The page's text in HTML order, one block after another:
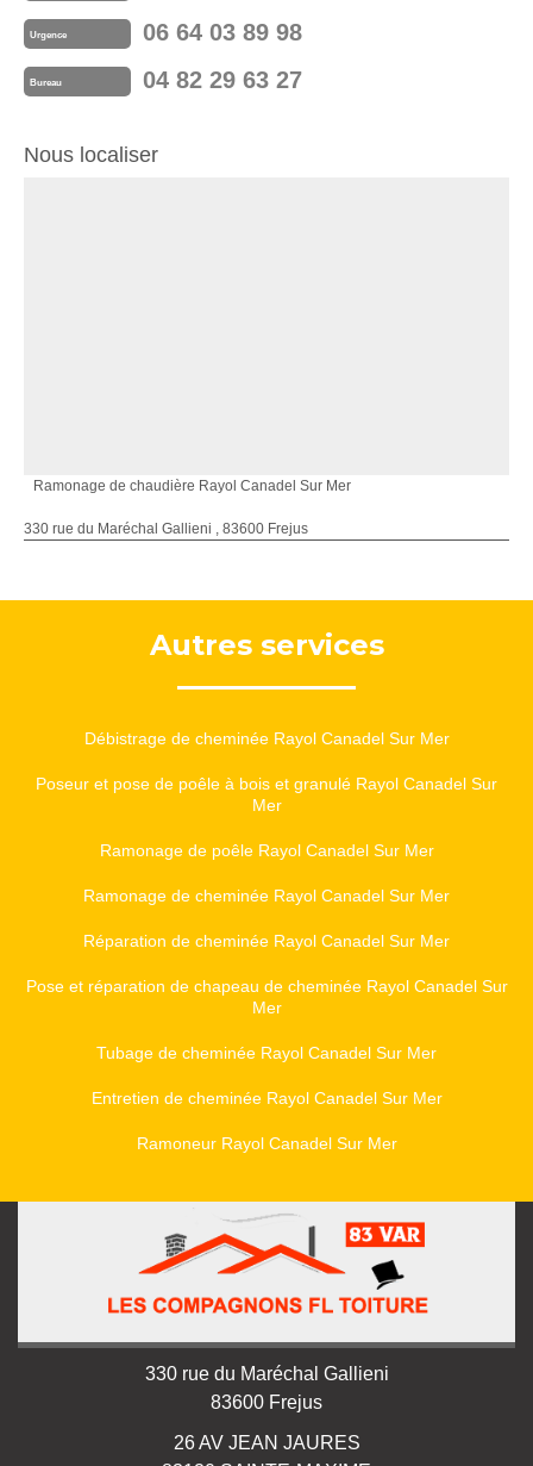
Urgence 06 64 03 89 98
Bureau 04 82 29 63 27
Nous localiser
Ramonage de chaudière Rayol Canadel Sur Mer
330 rue du Maréchal Gallieni , 83600 Frejus
Autres services
Débistrage de cheminée Rayol Canadel Sur Mer
Poseur et pose de poêle à bois et granulé Rayol Canadel Sur
Mer
Ramonage de poêle Rayol Canadel Sur Mer
Ramonage de cheminée Rayol Canadel Sur Mer
Réparation de cheminée Rayol Canadel Sur Mer
Pose et réparation de chapeau de cheminée Rayol Canadel Sur
Mer
Tubage de cheminée Rayol Canadel Sur Mer
Entretien de cheminée Rayol Canadel Sur Mer
Ramoneur Rayol Canadel Sur Mer
330 rue du Maréchal Gallieni
83600 Frejus
26 AV JEAN JAURES